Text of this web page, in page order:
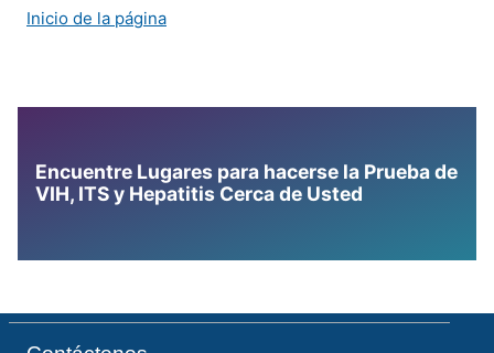
Inicio de la página
Encuentre Lugares para hacerse la Prueba de
VIH, ITS y Hepatitis Cerca de Usted